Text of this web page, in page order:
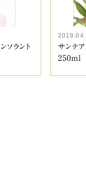
ソラント
サンテ
250ml